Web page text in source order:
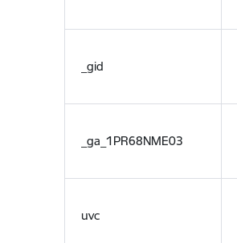
_gid
_ga_1PR68NME03
uvc